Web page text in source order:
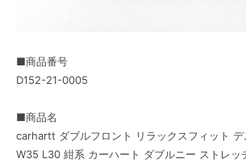
■商品番号
D152-21-0005
■商品名
carhartt ダブルフロント リラックスフィット
W35 L30 紺系 カーハート ダブルニー ストレッ